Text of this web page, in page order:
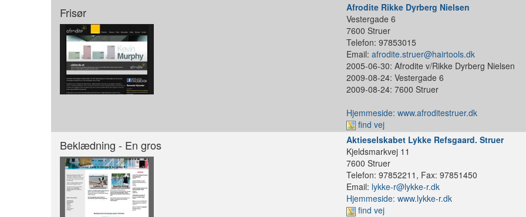
Frisør
Afrodite Rikke Dyrberg Nielsen
Vestergade 6
7600 Struer
Telefon: 97853015
Email: afrodite.struer@hairtools.dk
2005-06-30: Afrodite v/Rikke Dyrberg Nielsen
2009-08-24: Vestergade 6
2009-08-24: 7600 Struer
Hjemmeside: www.afroditestruer.dk
find vej
Beklædning - En gros
Aktieselskabet Lykke Refsgaard. Struer
Kjeldsmarkvej 11
7600 Struer
Telefon: 97852211, Fax: 97851450
Email: lykke-r@lykke-r.dk
Hjemmeside: www.lykke-r.dk
find vej